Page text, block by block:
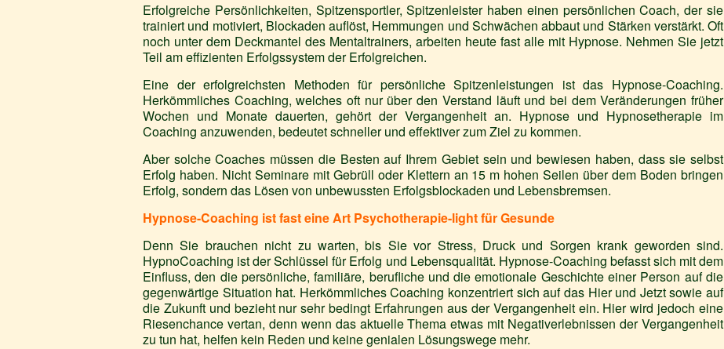
Erfolgreiche Persönlichkeiten, Spitzensportler, Spitzenleister haben einen persönlichen Coach, der sie
trainiert und motiviert, Blockaden auflöst, Hemmungen und Schwächen abbaut und Stärken verstärkt. Oft
noch unter dem Deckmantel des Mentaltrainers, arbeiten heute fast alle mit Hypnose. Nehmen Sie jetzt
Teil am effizienten Erfolgssystem der Erfolgreichen.
Eine der erfolgreichsten Methoden für persönliche Spitzenleistungen ist das Hypnose-Coaching.
Herkömmliches Coaching, welches oft nur über den Verstand läuft und bei dem Veränderungen früher
Wochen und Monate dauerten, gehört der Vergangenheit an. Hypnose und Hypnosetherapie im
Coaching anzuwenden, bedeutet schneller und effektiver zum Ziel zu kommen.
Aber solche Coaches müssen die Besten auf Ihrem Gebiet sein und bewiesen haben, dass sie selbst
Erfolg haben. Nicht Seminare mit Gebrüll oder Klettern an 15 m hohen Seilen über dem Boden bringen
Erfolg, sondern das Lösen von unbewussten Erfolgsblockaden und Lebensbremsen.
Hypnose-Coaching ist fast eine Art Psychotherapie-light für Gesunde
Denn Sie brauchen nicht zu warten, bis Sie vor Stress, Druck und Sorgen krank geworden sind.
HypnoCoaching ist der Schlüssel für Erfolg und Lebensqualität. Hypnose-Coaching befasst sich mit dem
Einfluss, den die persönliche, familiäre, berufliche und die emotionale Geschichte einer Person auf die
gegenwärtige Situation hat. Herkömmliches Coaching konzentriert sich auf das Hier und Jetzt sowie auf
die Zukunft und bezieht nur sehr bedingt Erfahrungen aus der Vergangenheit ein. Hier wird jedoch eine
Riesenchance vertan, denn wenn das aktuelle Thema etwas mit Negativerlebnissen der Vergangenheit
zu tun hat, helfen kein Reden und keine genialen Lösungswege mehr.